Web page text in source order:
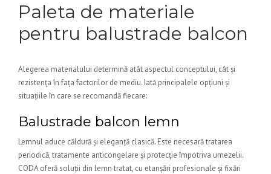
Paleta de materiale
pentru balustrade balcon
Alegerea materialului determină atât aspectul conceptului, cât și
rezistența în fața factorilor de mediu. Iată principalele opțiuni și
situațiile în care se recomandă fiecare:
Balustrade balcon lemn
Lemnul aduce căldură și eleganță clasică. Este necesară tratarea
periodică, tratamente anticongelare și protecție împotriva umezelii.
CODA oferă soluții din lemn tratat, cu etanșări profesionale și fixări